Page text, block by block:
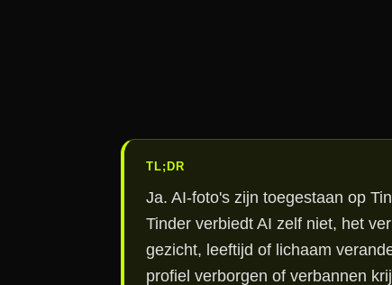
TL;DR
Ja. AI-foto's zijn toegestaan op
Tinder verbiedt AI zelf niet, het
gezicht, leeftijd of lichaam
profiel verborgen of verbannen